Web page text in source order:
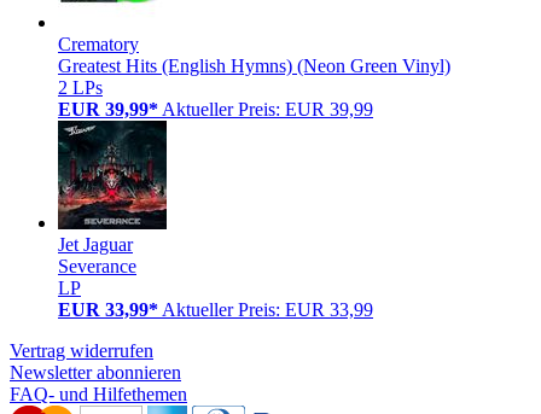
Crematory
Greatest Hits (English Hymns) (Neon Green Vinyl)
2 LPs
EUR 39,99* Aktueller Preis: EUR 39,99
Jet Jaguar
Severance
LP
EUR 33,99* Aktueller Preis: EUR 33,99
Vertrag widerrufen
Newsletter abonnieren
FAQ- und Hilfethemen